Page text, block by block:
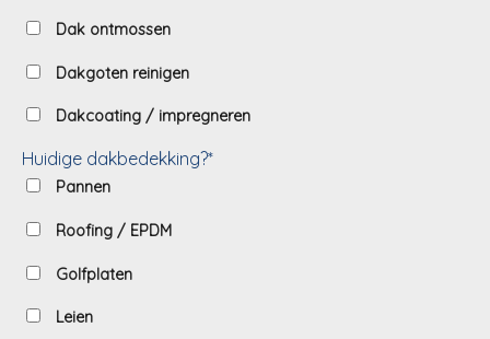
Dak ontmossen
Dakgoten reinigen
Dakcoating / impregneren
Huidige dakbedekking?*
Pannen
Roofing / EPDM
Golfplaten
Leien